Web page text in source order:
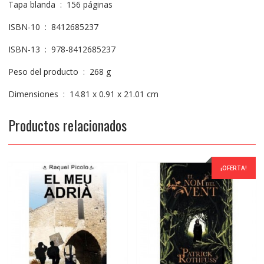
Tapa blanda ‏ : ‎ 156 páginas
ISBN-10 ‏ : ‎ 8412685237
ISBN-13 ‏ : ‎ 978-8412685237
Peso del producto ‏ : ‎ 268 g
Dimensiones ‏ : ‎ 14.81 x 0.91 x 21.01 cm
Productos relacionados
¡OFERTA!